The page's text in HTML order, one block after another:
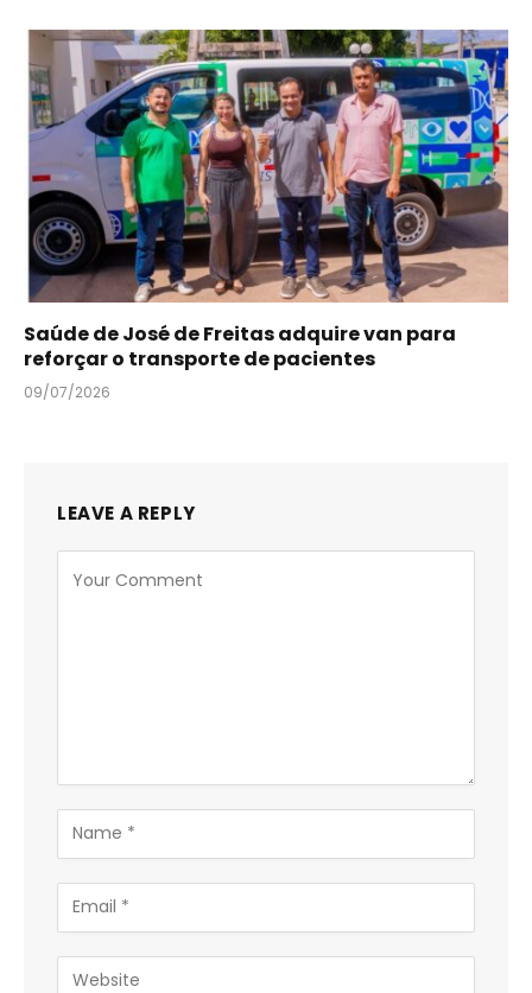
Saúde de José de Freitas adquire van para
reforçar o transporte de pacientes
09/07/2026
LEAVE A REPLY